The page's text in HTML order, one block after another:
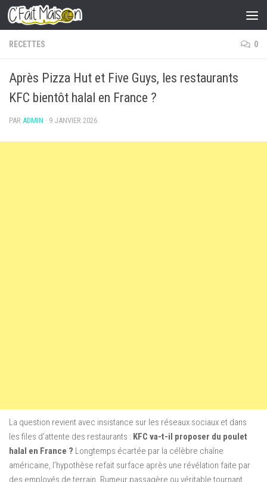
Skip to content
RECETTES 0
Après Pizza Hut et Five Guys, les restaurants
KFC bientôt halal en France ?
PAR ADMIN · 9 JANVIER 2026
La question revient avec insistance sur les réseaux sociaux et dans
les files d’attente des restaurants : KFC va-t-il proposer du poulet
halal en France ? Longtemps écartée par la célèbre chaîne
américaine, l’hypothèse refait surface après une révélation faite par
des employés de terrain. Rumeur passagère ou véritable tournant